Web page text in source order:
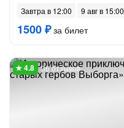
Завтра в 12:00 9 авг в 15:00
1500 ₽за билет
36 отзывов